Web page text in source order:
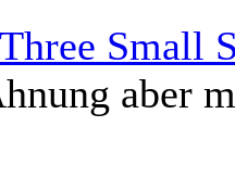
aber